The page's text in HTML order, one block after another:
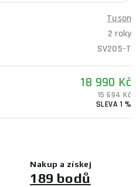
Tuson
2 roky
SV205-T
18 990 Kč
15 694 Kč
SLEVA 1 %
Nakup a získej
189 bodů